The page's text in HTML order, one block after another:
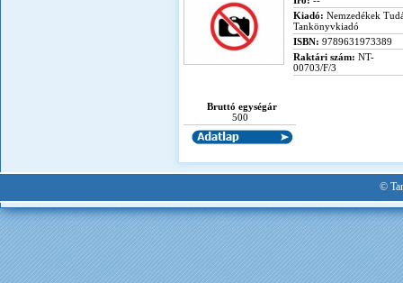
Kiadó: Nemzedékek
Tankönyvkiadó
ISBN: 9789631973389
Raktári szám: NT-
00703/F/3
Bruttó egységár
500
©